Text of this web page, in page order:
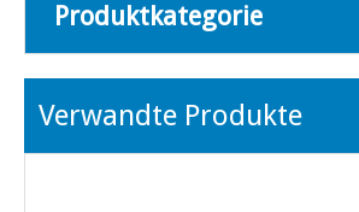
Produktkategorie
Verwandte Produkte